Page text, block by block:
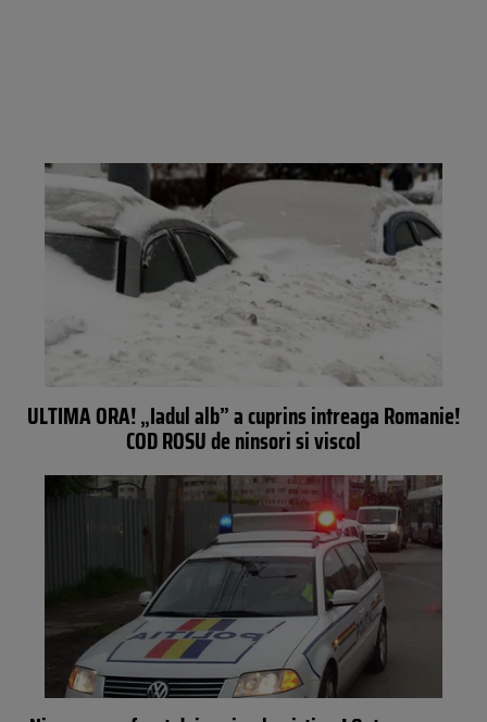
ULTIMA ORA! „Iadul alb” a cuprins intreaga Romanie!
COD ROSU de ninsori si viscol